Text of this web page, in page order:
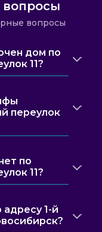
вопросы
вопросы
дом по
11?
переулок
по
11?
1-й